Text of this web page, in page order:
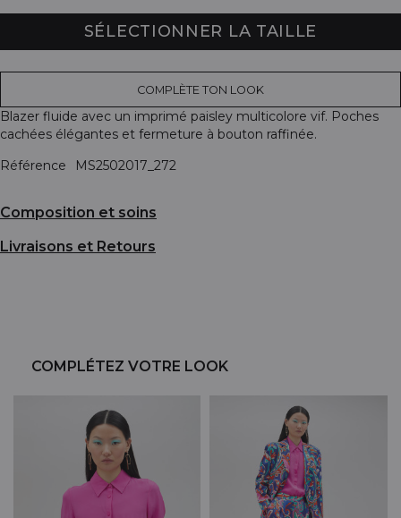
SÉLECTIONNER LA TAILLE
COMPLÈTE TON LOOK
Blazer fluide avec un imprimé paisley multicolore vif. Poches
cachées élégantes et fermeture à bouton raffinée.
Référence
MS2502017_272
Composition et soins
Livraisons et Retours
COMPLÉTEZ VOTRE LOOK